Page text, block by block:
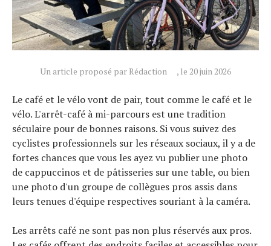
Un article proposé par Rédaction , le 20 juin 2026
Le café et le vélo vont de pair, tout comme le café et le
vélo. L'arrêt-café à mi-parcours est une tradition
séculaire pour de bonnes raisons. Si vous suivez des
cyclistes professionnels sur les réseaux sociaux, il y a de
fortes chances que vous les ayez vu publier une photo
de cappuccinos et de pâtisseries sur une table, ou bien
une photo d'un groupe de collègues pros assis dans
leurs tenues d'équipe respectives souriant à la caméra.
Les arrêts café ne sont pas non plus réservés aux pros.